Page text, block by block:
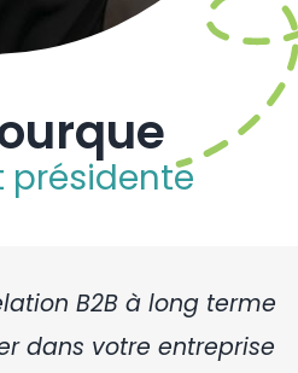
présidente
B2B à long terme
dans votre entreprise